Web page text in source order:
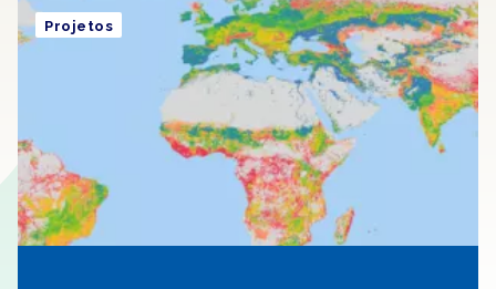
Projetos